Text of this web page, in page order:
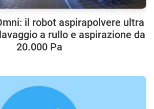
il robot aspirapolvere ultra
a rullo e aspirazione da
20.000 Pa